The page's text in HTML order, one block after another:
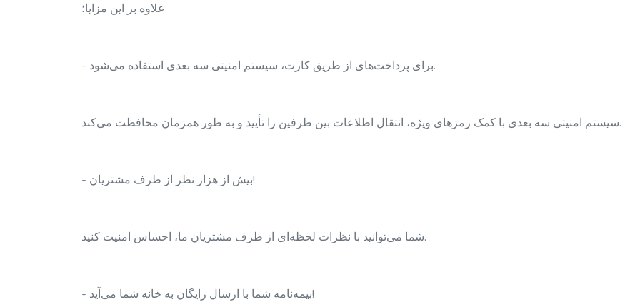
علاوه بر این مزایا؛
- برای پرداخت‌های از طریق کارت، سیستم امنیتی سه بعدی استفاده می‌شود.
سیستم امنیتی سه بعدی با کمک رمزهای ویژه، انتقال اطلاعات بین طرفین را تأیید و به طور همزمان محافظت می‌کند.
- بیش از هزار نظر از طرف مشتریان!
شما می‌توانید با نظرات لحظه‌ای از طرف مشتریان ما، احساس امنیت کنید.
- بیمه‌نامه شما با ارسال رایگان به خانه شما می‌آید!